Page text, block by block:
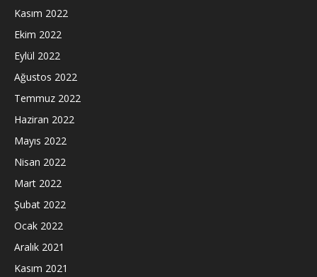
Kasım 2022
Ekim 2022
Eylül 2022
Ağustos 2022
Temmuz 2022
Haziran 2022
Mayıs 2022
Nisan 2022
Mart 2022
Şubat 2022
Ocak 2022
Aralık 2021
Kasım 2021